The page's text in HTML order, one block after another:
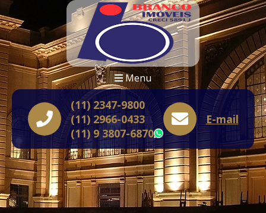
Menu
(11) 2347-9800
(11) 2966-0433
(11) 9 3807-6870
WhatsApp
E-mail